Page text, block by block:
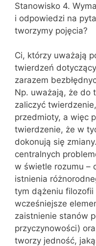
Stanowisko 4.
i odpowiedzi na
tworzymy pojęcia?
Ci, którzy uważają
twierdzeń
zarazem
Np. uważają, że do
zaliczyć
przedmioty, a więc
twierdzenie, że w
dokonują się
centralnych
w świetle rozumu –
istnienia
tym dążeniu filozofii
wcześniejsze
zaistnienie stanów
przyczynowości)
tworzy jedność,